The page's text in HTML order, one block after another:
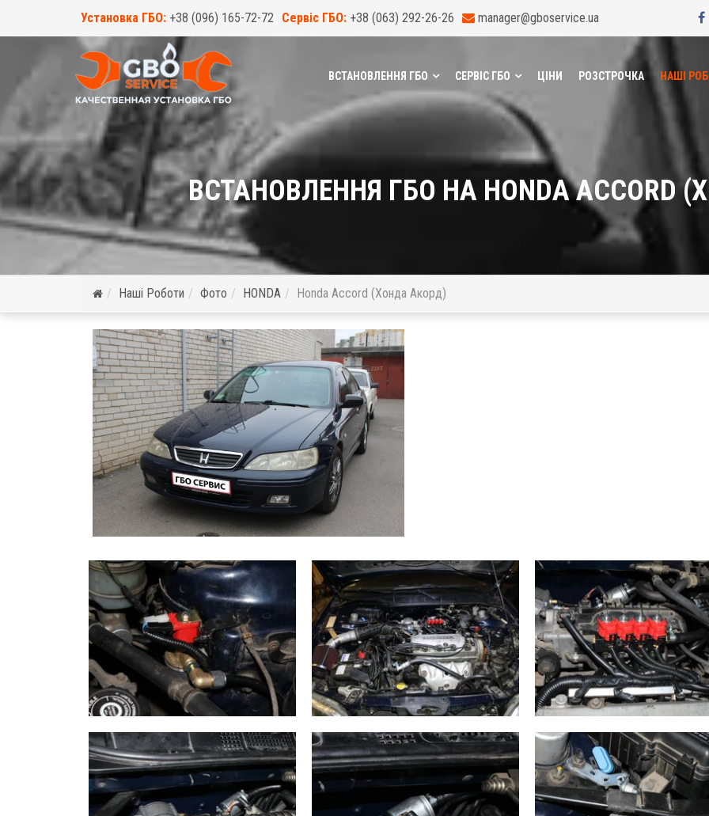
Установка ГБО: +38 (096) 165-72-72 Сервіс ГБО: +38 (063) 292-26-26 manager@gboservice.ua
ВСТАНОВЛЕННЯ ГБО СЕРВІС ГБО ЦІНИ РОЗСТРОЧКА НАШІ
ВСТАНОВЛЕННЯ ГБО НА HONDA ACCORD
Наші Роботи Фото HONDA Honda Accord (Хонда Акорд)